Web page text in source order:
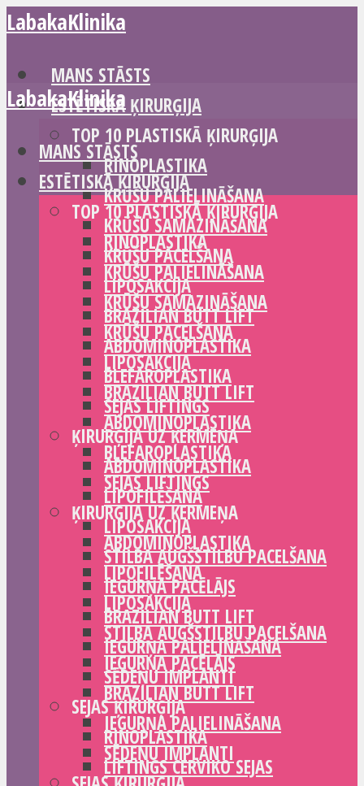
LabakaKlinika
MANS STĀSTS
ESTĒTISKĀ ĶIRURĢIJA
TOP 10 PLASTISKĀ ĶIRURĢIJA
RINOPLASTIKA
KRŪŠU PALIELINĀŠANA
KRŪŠU SAMAZINĀŠANA
KRŪŠU PACELŠANA
LIPOSAKCIJA
BRAZILIAN BUTT LIFT
ABDOMINOPLASTIKA
BLEFAROPLASTIKA
SEJAS LIFTINGS
ĶIRURĢIJA UZ ĶERMEŅA
ABDOMINOPLASTIKA
LIPOFILĒŠANA
LIPOSAKCIJA
STILBA AUGŠSTILBU PACELŠANA
IEGURŅA PACĒLĀJS
BRAZILIAN BUTT LIFT
IEGURŅA PALIELINĀŠANA
SĒDEŅU IMPLANTI
SEJAS ĶIRURĢIJA
RINOPLASTIKA
LIFTINGS CERVIKO SEJAS
LabakaKlinika
MANS STĀSTS
ESTĒTISKĀ ĶIRURĢIJA
TOP 10 PLASTISKĀ ĶIRURĢIJA
RINOPLASTIKA
KRŪŠU PALIELINĀŠANA
KRŪŠU SAMAZINĀŠANA
KRŪŠU PACELŠANA
LIPOSAKCIJA
BRAZILIAN BUTT LIFT
ABDOMINOPLASTIKA
BLEFAROPLASTIKA
SEJAS LIFTINGS
ĶIRURĢIJA UZ ĶERMEŅA
ABDOMINOPLASTIKA
LIPOFILĒŠANA
LIPOSAKCIJA
STILBA AUGŠSTILBU PACELŠANA
IEGURŅA PACĒLĀJS
BRAZILIAN BUTT LIFT
IEGURŅA PALIELINĀŠANA
SĒDEŅU IMPLANTI